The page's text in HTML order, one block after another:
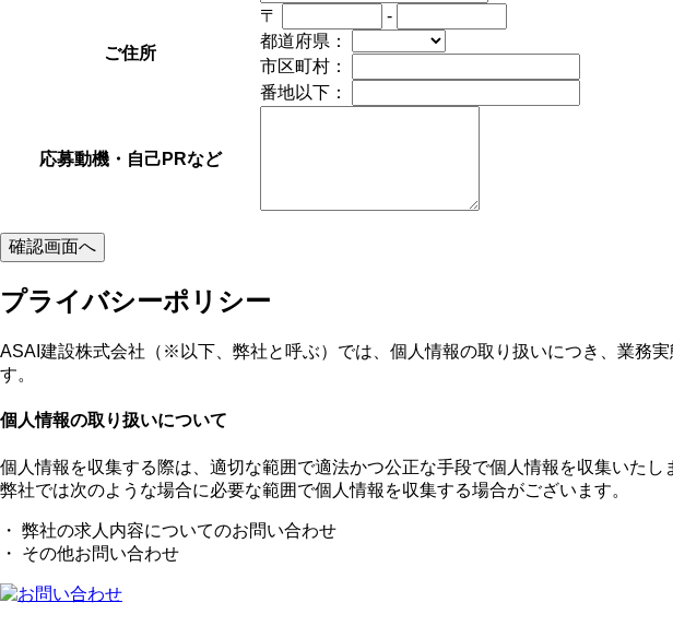
ご住所
〒
-
都道府県：
市区町村：
番地以下：
応募動機・自己PRなど
プライバシーポリシー
ASAI建設株式会社（※以下、弊社と呼ぶ）では、個人情報の取り扱いにつき、業務
す。
個人情報の取り扱いについて
個人情報を収集する際は、適切な範囲で適法かつ公正な手段で個人情報を収集いたし
弊社では次のような場合に必要な範囲で個人情報を収集する場合がございます。
・ 弊社の求人内容についてのお問い合わせ
・ その他お問い合わせ